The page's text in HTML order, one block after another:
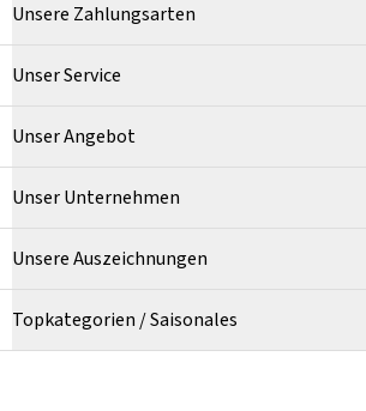
Unsere Zahlungsarten
Unser Service
Unser Angebot
Unser Unternehmen
Unsere Auszeichnungen
Topkategorien / Saisonales